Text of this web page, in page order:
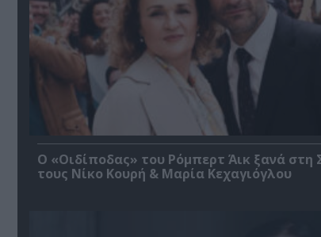
O «Οιδίποδας» του Ρόμπερτ Άικ ξανά στη
τους Νίκο Κουρή & Μαρία Κεχαγιόγλου